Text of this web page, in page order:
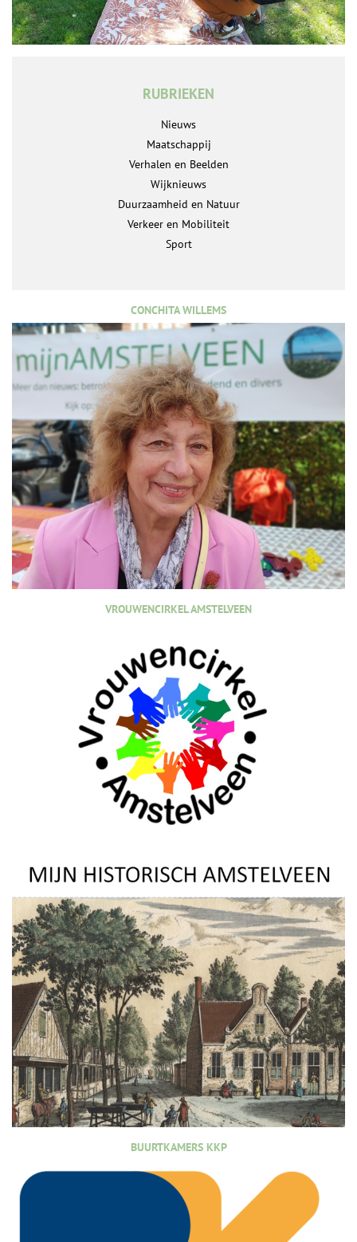
RUBRIEKEN
Nieuws
Maatschappij
Verhalen en Beelden
Wijknieuws
Duurzaamheid en Natuur
Verkeer en Mobiliteit
Sport
CONCHITA WILLEMS
VROUWENCIRKEL AMSTELVEEN
BUURTKAMERS KKP